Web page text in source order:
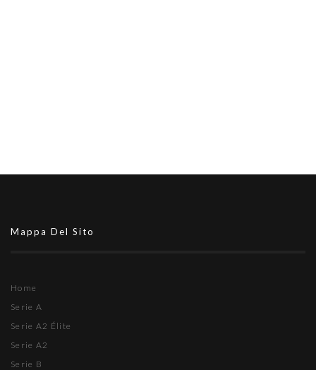
Mappa Del Sito
Home
Serie A
Serie A2 Élite
Serie A2
Serie B